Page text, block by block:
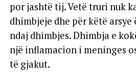
por jashtë tij. Vetë truri nuk
dhimbjeje dhe për këtë arsye
ndaj dhimbjes. Dhimbja e
një inflamacion i meninges
të gjakut.